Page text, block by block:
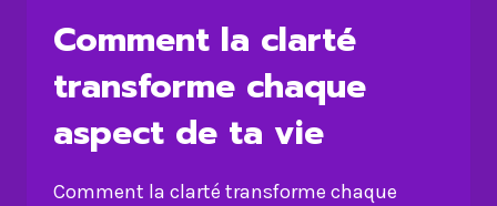
Comment la clarté
transforme chaque
aspect de ta vie
Comment la clarté transforme chaque